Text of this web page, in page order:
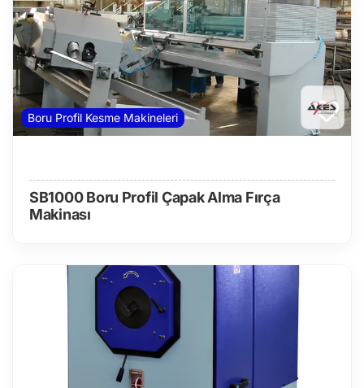
Boru Profil Kesme Makineleri
SB1000 Boru Profil Çapak Alma Fırça
Makinası